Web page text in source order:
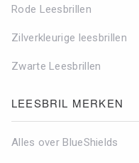
Rode Leesbrillen
Zilverkleurige leesbrillen
Zwarte Leesbrillen
LEESBRIL MERKEN
Alles over BlueShields